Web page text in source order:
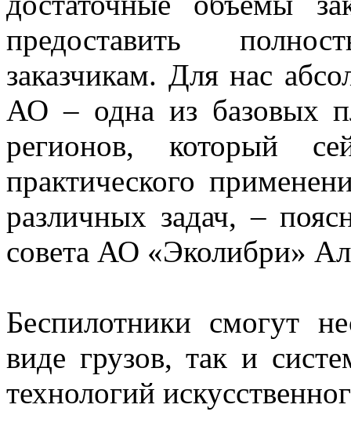
предоставить
заказчикам. Для нас
АО – одна из базовых
регионов, который
практического
различных задач, –
совета АО «Эколибри»
Беспилотники смогут
виде грузов, так и
технологий